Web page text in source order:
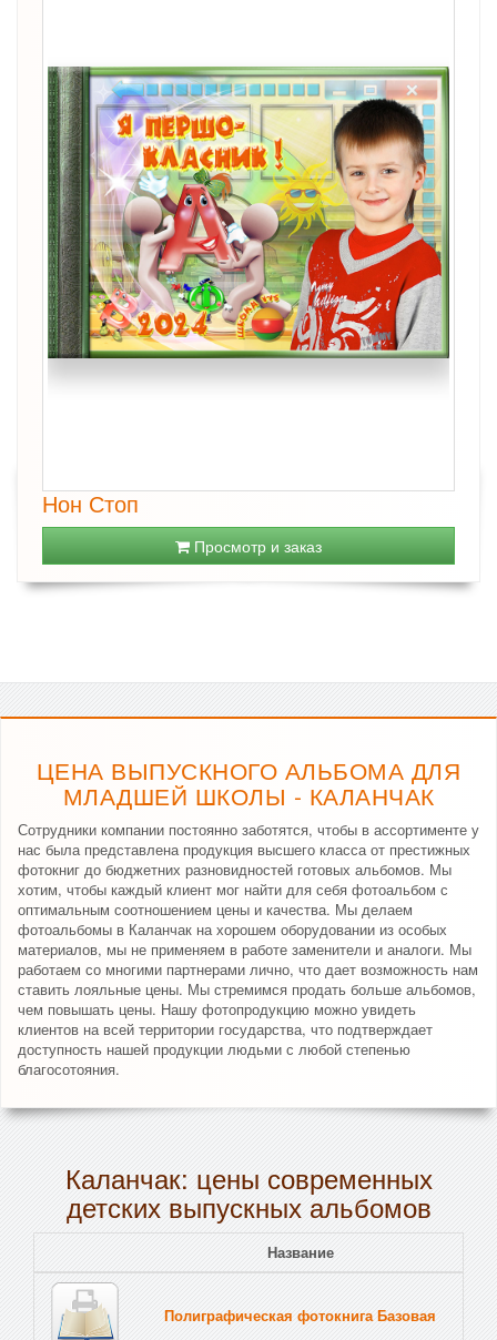
Нон Стоп
Просмотр и заказ
ЦЕНА ВЫПУСКНОГО АЛЬБОМА ДЛЯ
МЛАДШЕЙ ШКОЛЫ - КАЛАНЧАК
Сотрудники компании постоянно заботятся, чтобы в ассортименте у
нас была представлена продукция высшего класса от престижных
фотокниг до бюджетних разновидностей готовых альбомов. Мы
хотим, чтобы каждый клиент мог найти для себя фотоальбом с
оптимальным соотношением цены и качества. Мы делаем
фотоальбомы в Каланчак на хорошем оборудовании из особых
материалов, мы не применяем в работе заменители и аналоги. Мы
работаем со многими партнерами лично, что дает возможность нам
ставить лояльные цены. Мы стремимся продать больше альбомов,
чем повышать цены. Нашу фотопродукцию можно увидеть
клиентов на всей территории государства, что подтверждает
доступность нашей продукции людьми с любой степенью
благосотояния.
Каланчак: цены современных
детских выпускных альбомов
Название
Полиграфическая фотокнига Базовая